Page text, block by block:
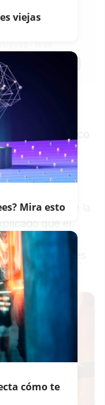
WhatsApp
ha sido
de este
por lanzar
de la
fuentes de la
que el
y se saldó
nacionales
viejas
Mira esto
cómo te